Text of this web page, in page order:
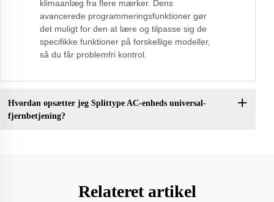
klimaanlæg fra flere mærker. Dens
avancerede programmeringsfunktioner gør
det muligt for den at lære og tilpasse sig de
specifikke funktioner på forskellige modeller,
så du får problemfri kontrol.
Hvordan opsætter jeg Splittype AC-enheds universal-
fjernbetjening?
Relateret artikel